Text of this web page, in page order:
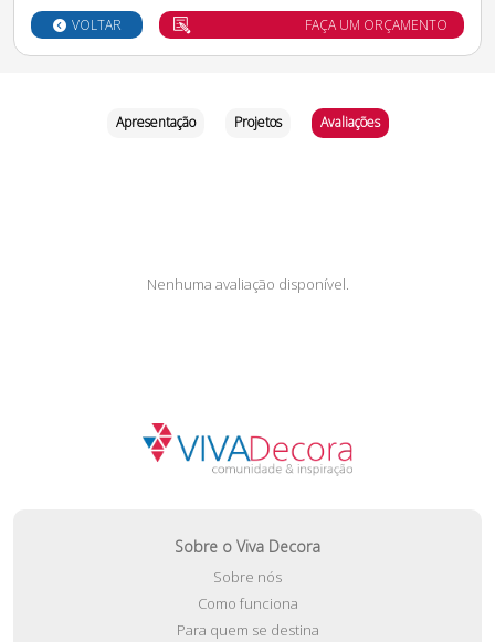
VOLTAR FAÇA UM ORÇAMENTO
Apresentação Projetos Avaliações
Nenhuma avaliação disponível.
Sobre o Viva Decora
Sobre nós
Como funciona
Para quem se destina